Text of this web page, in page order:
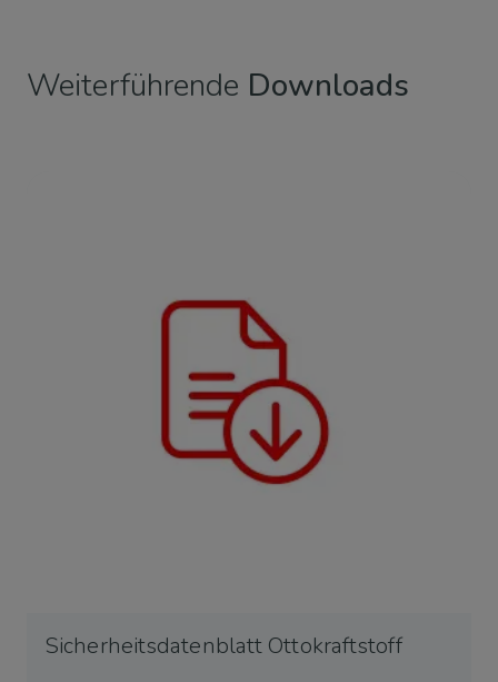
Weiterführende Downloads
Sicherheitsdatenblatt Ottokraftstoff